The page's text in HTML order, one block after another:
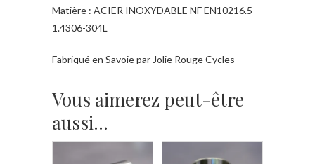
Matière : ACIER INOXYDABLE NF EN10216.5-
1.4306-304L
Fabriqué en Savoie par Jolie Rouge Cycles
Vous aimerez peut-être
aussi…